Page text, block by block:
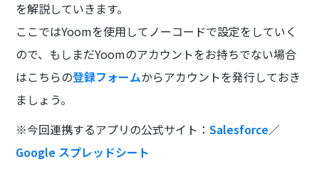
を解説していきます。
ここではYoomを使用してノーコードで設定をしていく
ので、もしまだYoomのアカウントをお持ちでない場合
はこちらの登録フォームからアカウントを発行しておき
ましょう。
※今回連携するアプリの公式サイト：Salesforce／
Google スプレッドシート